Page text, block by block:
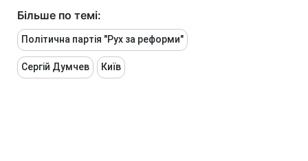
Більше по темі:
Політична партія "Рух за реформи"
Сергій Думчев Київ